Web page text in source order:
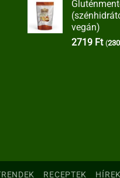
vegán)
2719 Ft (
RECEPTEK HÍREK